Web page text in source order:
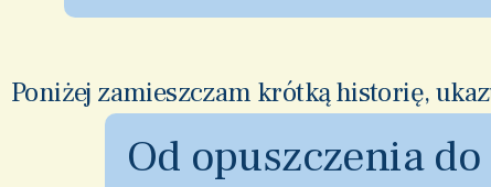
Poniżej zamieszczam krótką historię,
Od opuszczenia